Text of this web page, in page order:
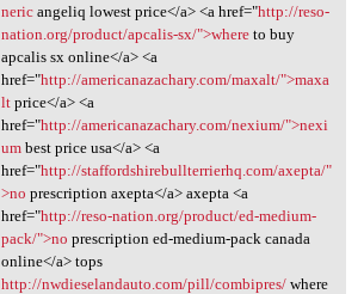
nericangeliq lowest price</a> <a href="http://reso-
nation.org/product/apcalis-sx/">whereto buy
apcalis sx online</a> <a
href="http://americanazachary.com/maxalt/">maxa
ltprice</a> <a
href="http://americanazachary.com/nexium/">nexi
umbest price usa</a> <a
href="http://staffordshirebullterrierhq.com/axepta/"
>no prescription axepta</a> axepta <a
href="http://reso-nation.org/product/ed-medium-
pack/">no prescription ed-medium-pack canada
online</a> tops
http://nwdieselandauto.com/pill/combipres/where